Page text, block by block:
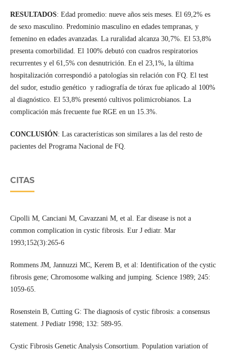
RESULTADOS: Edad promedio: nueve años seis meses. El 69,2% es
de sexo masculino. Predominio masculino en edades tempranas, y
femenino en edades avanzadas. La ruralidad alcanza 30,7%. El 53,8%
presenta comorbilidad. El 100% debutó con cuadros respiratorios
recurrentes y el 61,5% con desnutrición. En el 23,1%, la última
hospitalización correspondió a patologías sin relación con FQ. El test
del sudor, estudio genético y radiografía de tórax fue aplicado al 100%
al diagnóstico. El 53,8% presentó cultivos polimicrobianos. La
complicación más frecuente fue RGE en un 15.3%.
CONCLUSIÓN: Las características son similares a las del resto de
pacientes del Programa Nacional de FQ.
CITAS
Cipolli M, Canciani M, Cavazzani M, et al. Ear disease is not a
common complication in cystic fibrosis. Eur J ediatr. Mar
1993;152(3):265-6
Rommens JM, Jannuzzi MC, Kerem B, et al: Identification of the cystic
fibrosis gene; Chromosome walking and jumping. Science 1989; 245:
1059-65.
Rosenstein B, Cutting G: The diagnosis of cystic fibrosis: a consensus
statement. J Pediatr 1998; 132: 589-95.
Cystic Fibrosis Genetic Analysis Consortium. Population variation of